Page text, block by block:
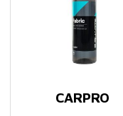
CARPRO